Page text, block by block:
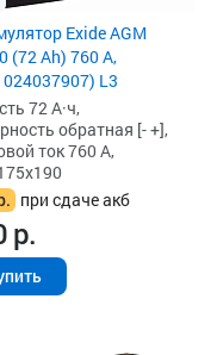
Exide AGM
(72 Ah) 760 А,
L3
72 А·ч,
обратная [- +],
ток 760 А,
при сдаче акб
р.